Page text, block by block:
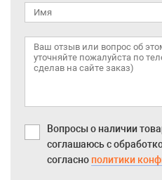
Вопросы о наличии
соглашаюсь с
согласно политики